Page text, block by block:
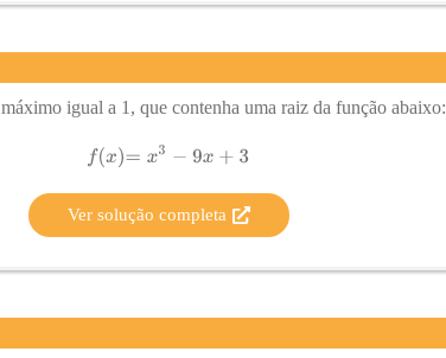
igual a 1, que contenha uma raiz da função abaixo:
Ver solução completa